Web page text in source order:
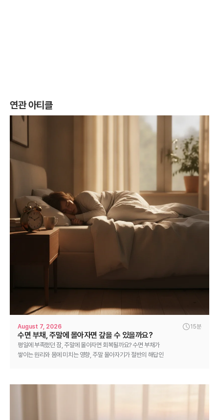
연관 아티클
August 7, 2026 15분
수면 부채, 주말에 몰아자면 갚을 수 있을까요?
평일에 부족했던 잠, 주말에 몰아자면 회복될까요? 수면 부채가
쌓이는 원리와 몸에 미치는 영향, 주말 몰아자기가 절반의 해답인